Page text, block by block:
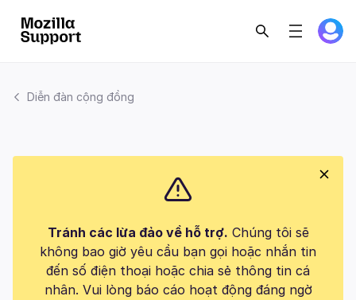
Diễn đàn cộng đồng
Tránh các lừa đảo về hỗ trợ. Chúng tôi sẽ
không bao giờ yêu cầu bạn gọi hoặc nhắn tin
đến số điện thoại hoặc chia sẻ thông tin cá
nhân. Vui lòng báo cáo hoạt động đáng ngờ